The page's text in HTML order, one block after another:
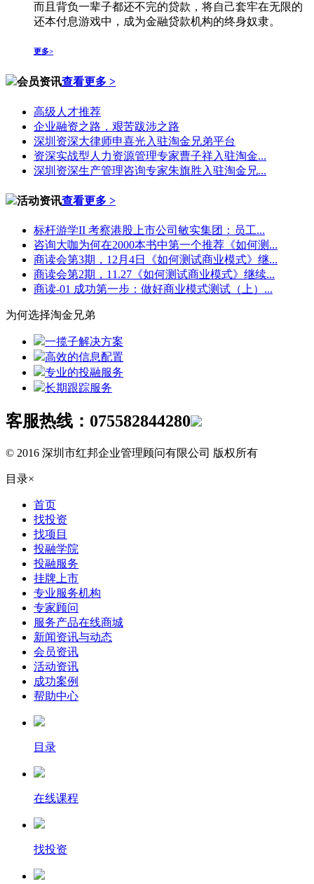
而且背负一辈子都还不完的贷款，将自己套牢在无限的
还本付息游戏中，成为金融贷款机构的终身奴隶。
更多>
会员资讯查看更多 >
高级人才推荐
企业融资之路，艰苦跋涉之路
深圳资深大律师申喜光入驻淘金兄弟平台
资深实战型人力资源管理专家曹子祥入驻淘金...
深圳资深生产管理咨询专家朱旗胜入驻淘金兄...
活动资讯查看更多 >
标杆游学II 考察港股上市公司敏实集团：员工...
咨询大咖为何在2000本书中第一个推荐《如何测...
商读会第3期，12月4日《如何测试商业模式》继...
商读会第2期，11.27《如何测试商业模式》继续...
商读-01 成功第一步：做好商业模式测试（上）...
为何选择淘金兄弟
一揽子解决方案
高效的信息配置
专业的投融服务
长期跟踪服务
客服热线： 075582844280
© 2016 深圳市红邦企业管理顾问有限公司 版权所有
目录×
首页
找投资
找项目
投融学院
投融服务
挂牌上市
专业服务机构
专家顾问
服务产品在线商城
新闻资讯与动态
会员资讯
活动资讯
成功案例
帮助中心
目录
在线课程
找投资